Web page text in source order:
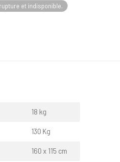
et indisponible.
18 kg
130 Kg
160 x 115 cm